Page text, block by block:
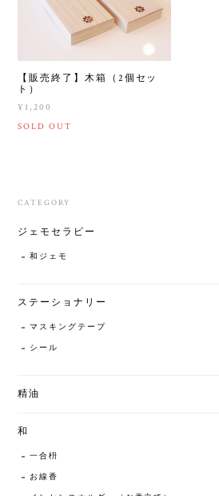
【販売終了】木箱（2個セッ
ト）
¥1,200
SOLD OUT
CATEGORY
ジェモセラピー
和ジェモ
ステーショナリー
マスキングテープ
シール
精油
和
一合枡
お線香